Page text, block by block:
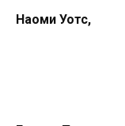
Наоми Уотс,